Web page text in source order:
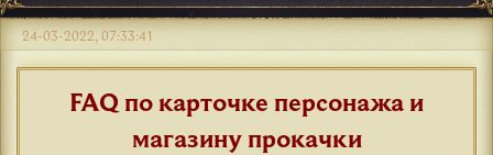
24-03-2022, 07:33:41
FAQ по карточке персонажа и
магазину прокачки